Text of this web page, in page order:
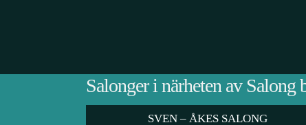
Salonger i närheten av Salong
SVEN – ÅKES SALONG